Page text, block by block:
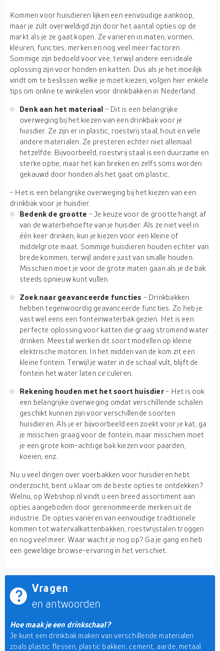
Kommen voor huisdieren lijken een eenvoudige aankoop,
maar je zult overweldigd zijn door het aantal opties op de
markt als je ze gaat kopen. Ze variëren in maten, vormen,
kleuren, functies, merken en nog veel meer factoren.
Sommige zijn bedoeld voor vee, terwijl andere een ideale
oplossing zijn voor honden en katten. Dus als je het moeilijk
vindt om te beslissen welke je moet kiezen, volgen hier enkele
tips om online te winkelen voor drinkbakken in Nederland.
Denk aan het materiaal - Dit is een belangrijke
overweging bij het kiezen van een drinkbak voor je
huisdier. Ze zijn er in plastic, roestvrij staal, hout en vele
andere materialen. Ze presteren echter niet allemaal
hetzelfde. Bijvoorbeeld, roestvrij staal is een duurzame en
sterke optie, maar het kan breken en zelfs soms worden
gekauwd door honden als het gaat om plastic.
- Het is een belangrijke overweging bij het kiezen van een
drinkbak voor je huisdier.
Bedenk de grootte - Je keuze voor de grootte hangt af
van de waterbehoefte van je huisdier. Als ze niet veel in
één keer drinken, kun je kiezen voor een kleine of
middelgrote maat. Sommige huisdieren houden echter van
brede kommen, terwijl andere juist van smalle houden.
Misschien moet je voor de grote maten gaan als je de bak
steeds opnieuw kunt vullen.
Zoek naar geavanceerde functies - Drinkbakken
hebben tegenwoordig geavanceerde functies. Zo heb je
vast wel eens een fonteinwaterbak gezien. Het is een
perfecte oplossing voor katten die graag stromend water
drinken. Meestal werken dit soort modellen op kleine
elektrische motoren. In het midden van de kom zit een
kleine fontein. Terwijl je water in de schaal vult, blijft de
fontein het water laten circuleren.
Rekening houden met het soort huisdier- Het is ook
een belangrijke overweging omdat verschillende schalen
geschikt kunnen zijn voor verschillende soorten
huisdieren. Als je er bijvoorbeeld een zoekt voor je kat, ga
je misschien graag voor de fontein, maar misschien moet
je een grote kom-achtige bak kiezen voor paarden,
koeien, enz.
Nu u veel dingen over voerbakken voor huisdieren hebt
onderzocht, bent u klaar om de beste opties te ontdekken?
Welnu, op Webshop.nl vindt u een breed assortiment aan
opties aangeboden door gerenommeerde merken uit de
industrie. De opties variëren van eenvoudige traditionele
kommen tot watervalkattenbakken, roestvrijstalen troggen
en nog veel meer. Waar wacht je nog op? Ga je gang en heb
een geweldige browse-ervaring in het verschiet.
Vragen
en antwoorden
Hoe maak je een drinkschaal?
Je kunt een drinkbak maken van verschillende materialen
zoals plastic flessen, plastic bakken, cement, aarde, metaal